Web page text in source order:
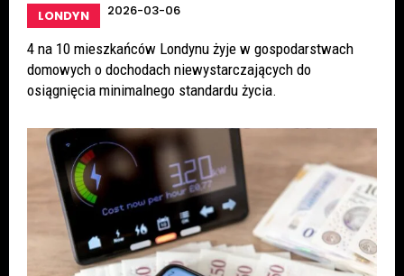
LONDYN 2026-03-06
4 na 10 mieszkańców Londynu żyje w gospodarstwach
domowych o dochodach niewystarczających do
osiągnięcia minimalnego standardu życia.